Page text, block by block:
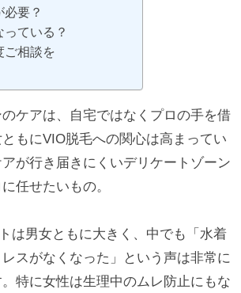
要？
ている？
ご相談を
ケアは、自宅ではなくプロの手を借
もにVIO脱毛への関心は高まってい
が行き届きにくいデリケートゾーン
任せたいもの。
は男女ともに大きく、中でも「水着
スがなくなった」という声は非常に
特に女性は生理中のムレ防止にもな